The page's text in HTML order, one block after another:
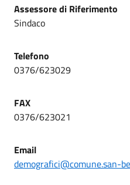
Assessore di Riferimento
Sindaco
Telefono
0376/623029
FAX
0376/623021
Email
demografici@comune.san-